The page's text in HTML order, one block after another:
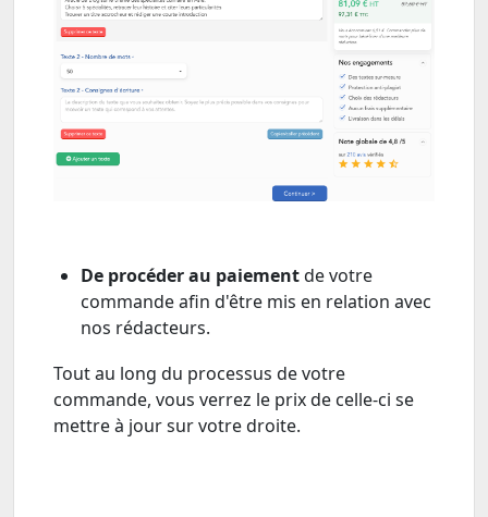
De procéder au paiementde votre
commande afin d'être mis en relation avec
nos rédacteurs.
Tout au long du processus de votre
commande, vous verrez le prix de celle-ci se
mettre à jour sur votre droite.